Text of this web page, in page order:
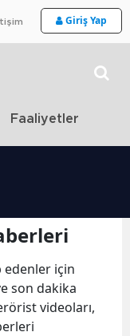
Giriş Yap
Faaliyetler
edenler için
son dakika
videoları,